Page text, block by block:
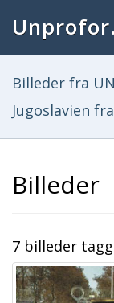
Billeder fra
Jugoslavien
Billeder
7 billeder